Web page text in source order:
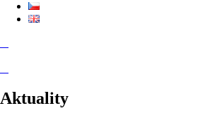
Aktuality